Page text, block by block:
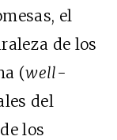
el
de los
(well-
del
los